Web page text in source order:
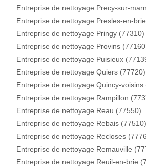
Entreprise de nettoyage Precy-sur-
Entreprise de nettoyage Presles-en-
Entreprise de nettoyage Pringy (77310)
Entreprise de nettoyage Provins
Entreprise de nettoyage Puisieux
Entreprise de nettoyage Quiers (77720)
Entreprise de nettoyage Quincy-voisins
Entreprise de nettoyage Rampillon
Entreprise de nettoyage Reau (77550)
Entreprise de nettoyage Rebais (77510)
Entreprise de nettoyage Recloses
Entreprise de nettoyage Remauville
Entreprise de nettoyage Reuil-en-brie